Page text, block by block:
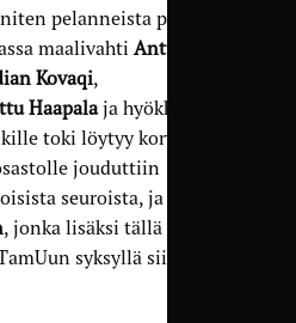
pelanneista pelaajista
maalivahti Antti
Kovaqi,
Haapalaja hyökkääjä
toki löytyy korvaajat,
jouduttiin
seuroista, ja apuihin
, jonka lisäksi tällä
syksyllä siirtynyt